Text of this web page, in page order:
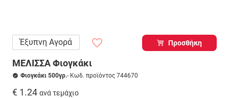
Έξυπνη Αγορά Προσθήκη
ΜΕΛΙΣΣΑ Φιογκάκι
Φιογκάκι 500γρ.- Κωδ. προϊόντος 744670
€ 1.24 ανά τεμάχιο